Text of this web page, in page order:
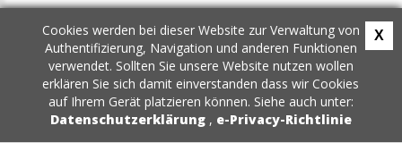
Cookies werden bei dieser Website zur Verwaltung von
Authentifizierung, Navigation und anderen Funktionen
verwendet. Sollten Sie unsere Website nutzen wollen
erklären Sie sich damit einverstanden dass wir Cookies
auf Ihrem Gerät platzieren können. Siehe auch unter:
Datenschutzerklärung , e-Privacy-Richtlinie
X